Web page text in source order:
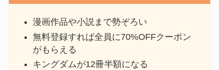
漫画作品や小説まで勢ぞろい
無料登録すれば全員に70%OFFクーポン
がもらえる
キングダムが12冊半額になる